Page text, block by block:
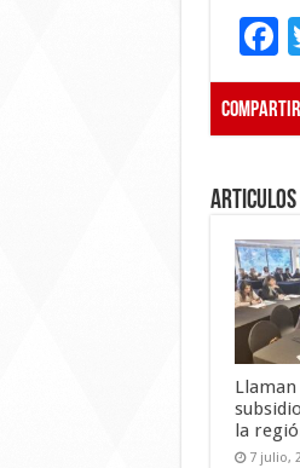
F
e
o
o
k
Compartir
Articulos
la
7 julio,